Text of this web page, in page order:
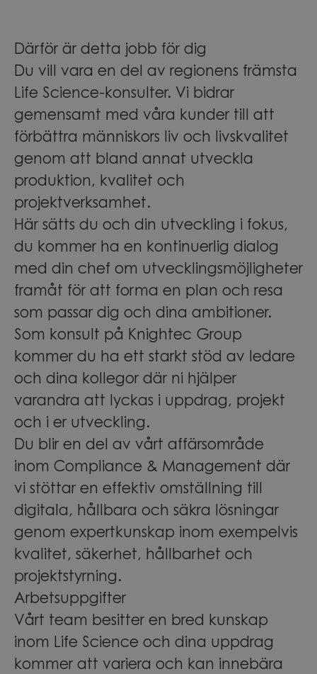
Därför är detta jobb för dig
Du vill vara en del av regionens främsta
Life Science-konsulter. Vi bidrar
gemensamt med våra kunder till att
förbättra människors liv och livskvalitet
genom att bland annat utveckla
produktion, kvalitet och
projektverksamhet.
Här sätts du och din utveckling i fokus,
du kommer ha en kontinuerlig dialog
med din chef om utvecklingsmöjligheter
framåt för att forma en plan och resa
som passar dig och dina ambitioner.
Som konsult på Knightec Group
kommer du ha ett starkt stöd av ledare
och dina kollegor där ni hjälper
varandra att lyckas i uppdrag, projekt
och i er utveckling.
Du blir en del av vårt affärsområde
inom Compliance & Management där
vi stöttar en effektiv omställning till
digitala, hållbara och säkra lösningar
genom expertkunskap inom exempelvis
kvalitet, säkerhet, hållbarhet och
projektstyrning.
Arbetsuppgifter
Vårt team besitter en bred kunskap
inom Life Science och dina uppdrag
kommer att variera och kan innebära